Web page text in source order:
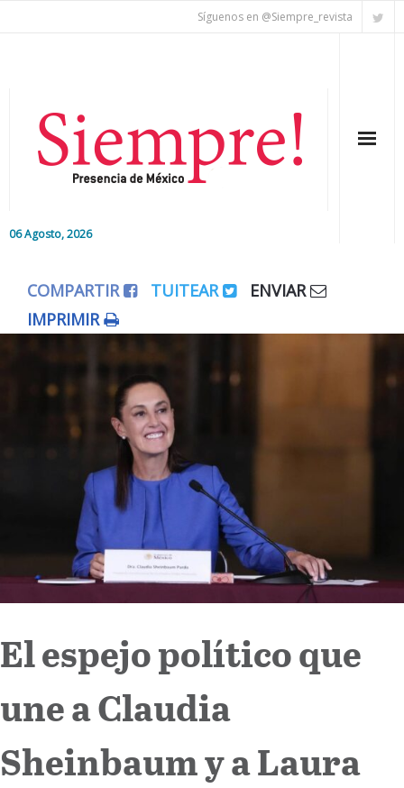
Síguenos en @Siempre_revista
06 Agosto, 2026
Editorial
Colaboradores
Internacional
Cultura
COMPARTIR TUITEAR
ENVIAR
IMPRIMIR
El espejo político que
une a Claudia
Sheinbaum y a Laura